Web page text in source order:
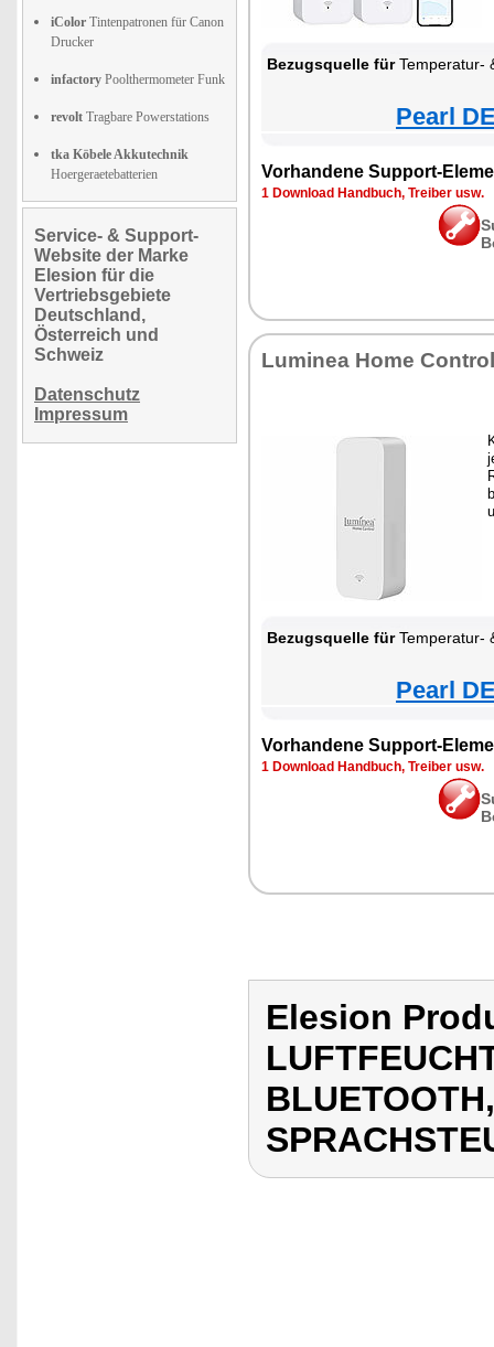
iColor Tintenpatronen für Canon
Drucker
infactory Poolthermometer Funk
revolt Tragbare Powerstations
tka Köbele Akkutechnik
Hoergeraetebatterien
Service- & Support-
Website der Marke
Elesion für die
Vertriebsgebiete
Deutschland,
Österreich und
Schweiz
Datenschutz
Impressum
Bezugsquelle fürTemperatur- & Luftfeuchtigkeits-
Pearl
Vorhandene Support-
1 Download Handbuch, Treiber usw.
Luminea Home Control
Bezugsquelle fürTemperatur- & Luftfeuchtigkeits-
Pearl
Vorhandene Support-
1 Download Handbuch, Treiber usw.
Elesion